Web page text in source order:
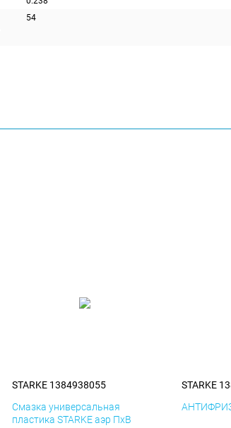
54
STARKE 1384938055
Смазка универсальная
пластика STARKE аэр ПхВ
STARKE
АНТИФРИЗ